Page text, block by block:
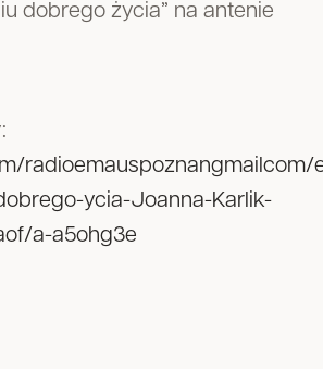
dobrego życia” na antenie
radioemauspoznangmailcom/
ycia-Joanna-Karlik-
a-a5ohg3e